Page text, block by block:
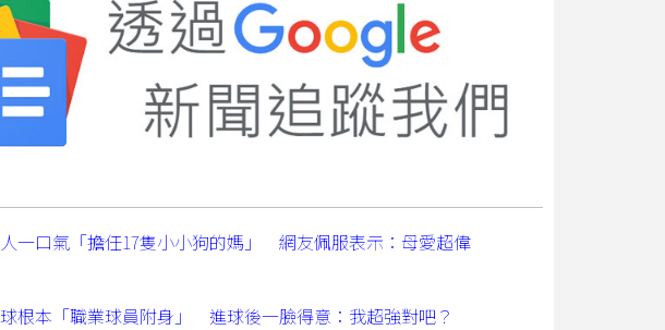
一口氣「擔任17隻小小狗的媽」 網友佩服表示：母愛超偉
根本「職業球員附身」 進球後一臉得意：我超強對吧？